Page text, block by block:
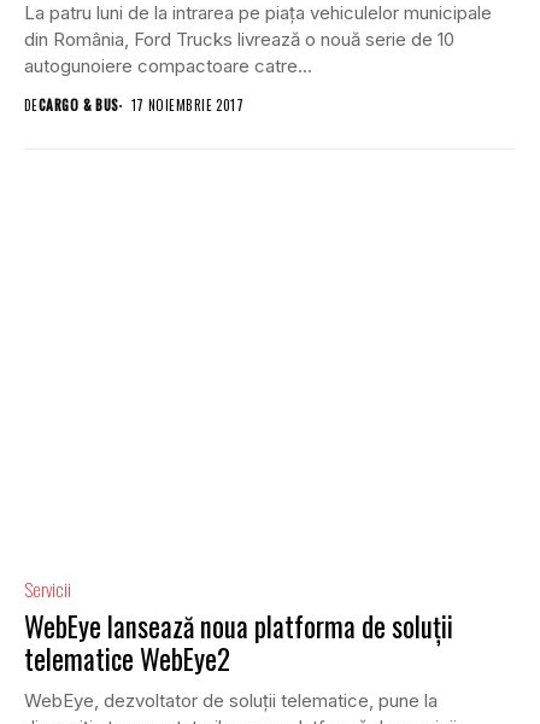
La patru luni de la intrarea pe piața vehiculelor municipale
din România, Ford Trucks livrează o nouă serie de 10
autogunoiere compactoare catre...
DECARGO & BUS 17 NOIEMBRIE 2017
Servicii
WebEye lansează noua platforma de soluții
telematice WebEye2
WebEye, dezvoltator de soluții telematice, pune la